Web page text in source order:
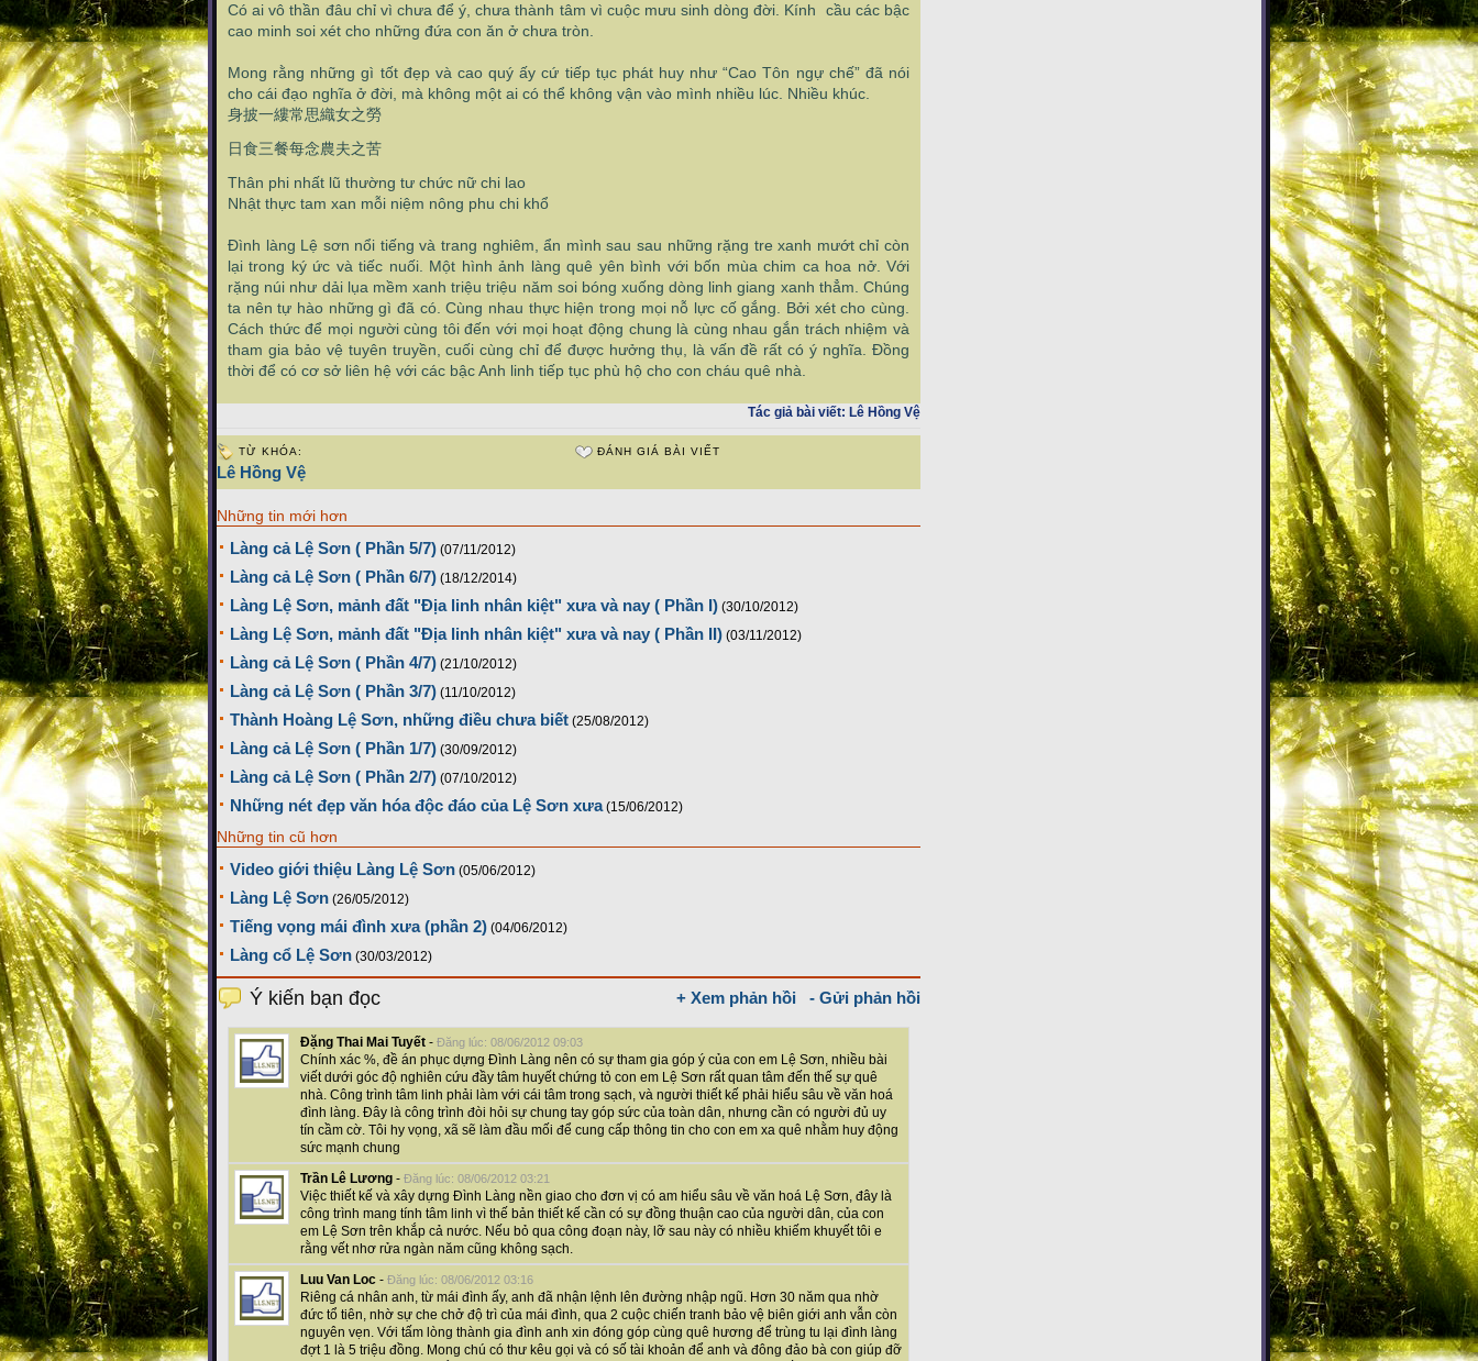
Có ai vô thần đâu chỉ vì chưa để ý, chưa thành tâm vì cuộc mưu sinh dòng đời. Kính cầu các bậc
cao minh soi xét cho những đứa con ăn ở chưa tròn.
Mong rằng những gì tốt đẹp và cao quý ấy cứ tiếp tục phát huy như “Cao Tôn ngự chế” đã nói
cho cái đạo nghĩa ở đời, mà không một ai có thể không vận vào mình nhiều lúc. Nhiều khúc.
身披一縷常思織女之勞
日食三餐每念農夫之苦
Thân phi nhất lũ thường tư chức nữ chi lao
Nhật thực tam xan mỗi niệm nông phu chi khổ
Đình làng Lệ sơn nổi tiếng và trang nghiêm, ẩn mình sau sau những rặng tre xanh mướt chỉ còn
lại trong ký ức và tiếc nuối. Một hình ảnh làng quê yên bình với bốn mùa chim ca hoa nở. Với
rặng núi như dải lụa mềm xanh triệu triệu năm soi bóng xuống dòng linh giang xanh thẳm. Chúng
ta nên tự hào những gì đã có. Cùng nhau thực hiện trong mọi nỗ lực cố gắng. Bởi xét cho cùng.
Cách thức để mọi người cùng tôi đến với mọi hoạt động chung là cùng nhau gắn trách nhiệm và
tham gia bảo vệ tuyên truyền, cuối cùng chỉ để được hưởng thụ, là vấn đề rất có ý nghĩa. Đồng
thời để có cơ sở liên hệ với các bậc Anh linh tiếp tục phù hộ cho con cháu quê nhà.
Tác giả bài viết: Lê Hồng Vệ
TỪ KHÓA:
Lê Hồng Vệ
ĐÁNH GIÁ BÀI VIẾT
Những tin mới hơn
Làng cả Lệ Sơn ( Phần 5/7) (07/11/2012)
Làng cả Lệ Sơn ( Phần 6/7) (18/12/2014)
Làng Lệ Sơn, mảnh đất "Địa linh nhân kiệt" xưa và nay ( Phần I) (30/10/2012)
Làng Lệ Sơn, mảnh đất "Địa linh nhân kiệt" xưa và nay ( Phần II) (03/11/2012)
Làng cả Lệ Sơn ( Phần 4/7) (21/10/2012)
Làng cả Lệ Sơn ( Phần 3/7) (11/10/2012)
Thành Hoàng Lệ Sơn, những điều chưa biết (25/08/2012)
Làng cả Lệ Sơn ( Phần 1/7) (30/09/2012)
Làng cả Lệ Sơn ( Phần 2/7) (07/10/2012)
Những nét đẹp văn hóa độc đáo của Lệ Sơn xưa (15/06/2012)
Những tin cũ hơn
Video giới thiệu Làng Lệ Sơn (05/06/2012)
Làng Lệ Sơn (26/05/2012)
Tiếng vọng mái đình xưa (phần 2) (04/06/2012)
Làng cổ Lệ Sơn (30/03/2012)
+ Xem phản hồi - Gửi phản hồi
Ý kiến bạn đọc
Đặng Thai Mai Tuyết - Đăng lúc: 08/06/2012 09:03
Chính xác %, đề án phục dựng Đình Làng nên có sự tham gia góp ý của con em Lệ Sơn, nhiều bài
viết dưới góc độ nghiên cứu đầy tâm huyết chứng tỏ con em Lệ Sơn rất quan tâm đến thế sự quê
nhà. Công trình tâm linh phải làm với cái tâm trong sạch, và người thiết kế phải hiểu sâu về văn hoá
đình làng. Đây là công trình đòi hỏi sự chung tay góp sức của toàn dân, nhưng cần có người đủ uy
tín cầm cờ. Tôi hy vọng, xã sẽ làm đầu mối để cung cấp thông tin cho con em xa quê nhằm huy động
sức mạnh chung
Trần Lê Lương - Đăng lúc: 08/06/2012 03:21
Việc thiết kế và xây dựng Đình Làng nền giao cho đơn vị có am hiểu sâu về văn hoá Lệ Sơn, đây là
công trình mang tính tâm linh vì thế bản thiết kế cần có sự đồng thuận cao của người dân, của con
em Lệ Sơn trên khắp cả nước. Nếu bỏ qua công đoạn này, lỡ sau này có nhiều khiếm khuyết tôi e
rằng vết nhơ rửa ngàn năm cũng không sạch.
Luu Van Loc - Đăng lúc: 08/06/2012 03:16
Riêng cá nhân anh, từ mái đình ấy, anh đã nhận lệnh lên đường nhập ngũ. Hơn 30 năm qua nhờ
đức tổ tiên, nhờ sự che chở độ trì của mái đình, qua 2 cuộc chiến tranh bảo vệ biên giới anh vẫn còn
nguyên vẹn. Với tấm lòng thành gia đình anh xin đóng góp cùng quê hương để trùng tu lại đình làng
đợt 1 là 5 triệu đồng. Mong chú có thư kêu gọi và có số tài khoản để anh và đông đảo bà con giúp đỡ